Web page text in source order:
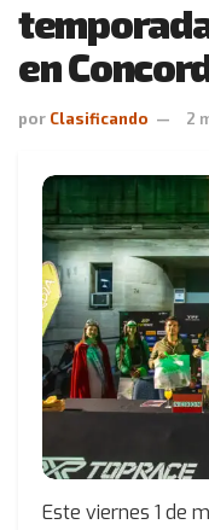
en
por Clasificando 2
Este viernes 1 de